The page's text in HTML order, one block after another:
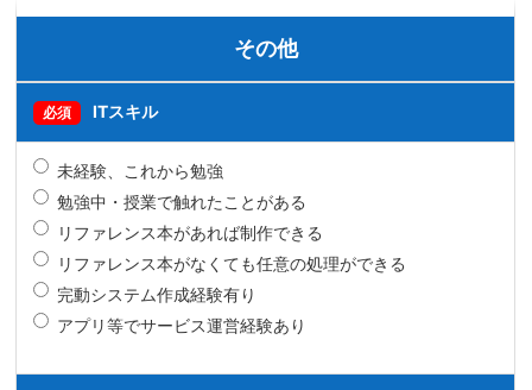
その他
必須 ITスキル
未経験、これから勉強
勉強中・授業で触れたことがある
リファレンス本があれば制作できる
リファレンス本がなくても任意の処理ができる
完動システム作成経験有り
アプリ等でサービス運営経験あり